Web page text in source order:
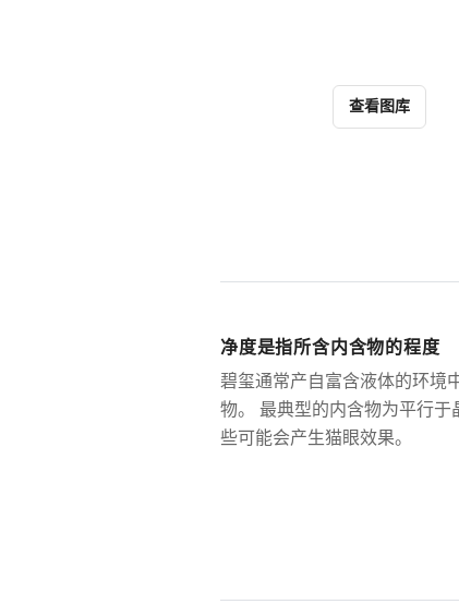
查看图库
净度是指所含内含物的程度
碧玺通常产自富含液体的环境
物。 最典型的内含物为平行
些可能会产生猫眼效果。